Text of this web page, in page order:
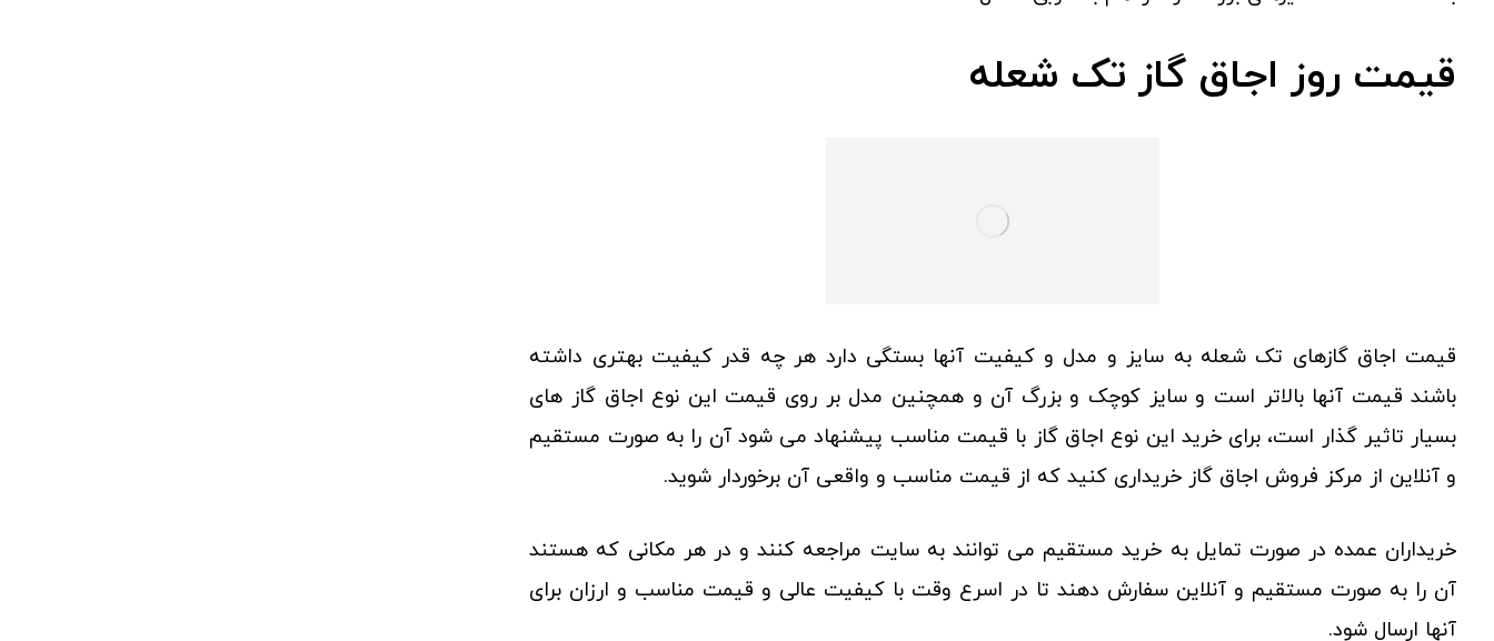
قیمت روز اجاق گاز تک شعله
قیمت اجاق گازهای تک شعله به سایز و مدل و کیفیت آنها بستگی دارد هر چه قدر کیفیت بهتری داشته
باشند قیمت آنها بالاتر است و سایز کوچک و بزرگ آن و همچنین مدل بر روی قیمت این نوع اجاق گاز های
بسیار تاثیر گذار است، برای خرید این نوع اجاق گاز با قیمت مناسب پیشنهاد می شود آن را به صورت مستقیم
و آنلاین از مرکز فروش اجاق گاز خریداری کنید که از قیمت مناسب و واقعی آن برخوردار شوید.
خریداران عمده در صورت تمایل به خرید مستقیم می توانند به سایت مراجعه کنند و در هر مکانی که هستند
آن را به صورت مستقیم و آنلاین سفارش دهند تا در اسرع وقت با کیفیت عالی و قیمت مناسب و ارزان برای
آنها ارسال شود.